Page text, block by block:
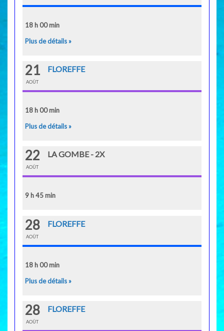
18 h 00 min
Plus de détails »
21
AOÛT
FLOREFFE
18 h 00 min
Plus de détails »
22
AOÛT
LA GOMBE - 2X
9 h 45 min
28
AOÛT
FLOREFFE
18 h 00 min
Plus de détails »
28
AOÛT
FLOREFFE